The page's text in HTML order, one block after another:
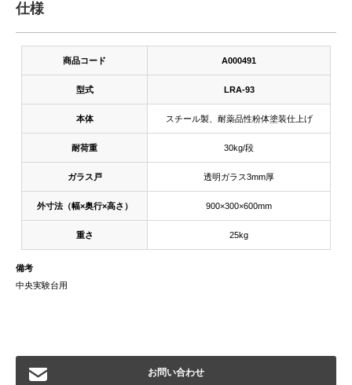
仕様
商品コード A000491
型式 LRA-93
本体 スチール製、耐薬品性粉体塗装仕上げ
耐荷重 30kg/段
ガラス戸 透明ガラス3mm厚
外寸法（幅×奥行×高さ） 900×300×600mm
重さ 25kg
備考
中央実験台用
お問い合わせ